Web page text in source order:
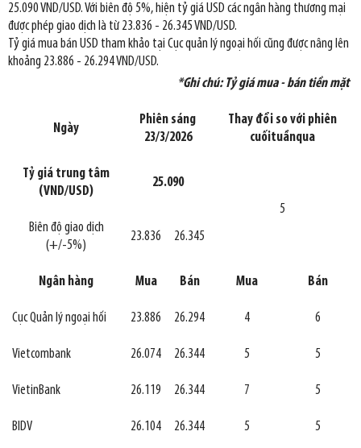
25.090 VND/USD. Với biên độ 5%, hiện tỷ giá USD các ngân hàng thương mại
được phép giao dịch là từ 23.836 - 26.345 VND/USD.
Tỷ giá mua bán USD tham khảo tại Cục quản lý ngoại hối cũng được nâng lên
khoảng 23.886 - 26.294 VND/USD.
*Ghi chú: Tỷ giá mua - bán tiền mặt
Ngày
Phiên sáng
23/3/2026
Thay đổi so với phiên
cuốituầnqua
Tỷ giá trung tâm
(VND/USD)
25.090
5
Biên độ giao dịch
(+/-5%)
23.836 26.345
Ngân hàng Mua Bán Mua Bán
Cục Quản lý ngoại hối 23.886 26.294 4 6
Vietcombank 26.074 26.344 5 5
VietinBank 26.119 26.344 7 5
BIDV 26.104 26.344 5 5